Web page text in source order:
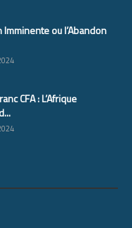
ou l’Abandon
CFA : L’Afrique